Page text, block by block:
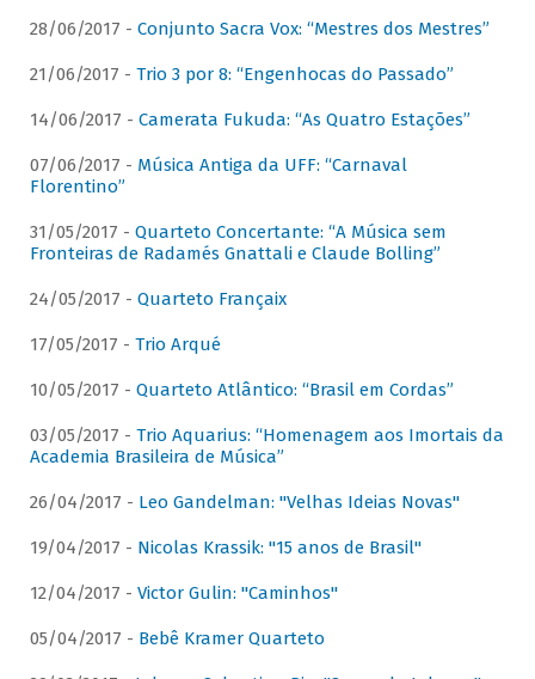
28/06/2017 - Conjunto Sacra Vox: “Mestres dos Mestres”
21/06/2017 - Trio 3 por 8: “Engenhocas do Passado”
14/06/2017 - Camerata Fukuda: “As Quatro Estações”
07/06/2017 - Música Antiga da UFF: “Carnaval
Florentino”
31/05/2017 - Quarteto Concertante: “A Música sem
Fronteiras de Radamés Gnattali e Claude Bolling”
24/05/2017 - Quarteto Françaix
17/05/2017 - Trio Arqué
10/05/2017 - Quarteto Atlântico: “Brasil em Cordas”
03/05/2017 - Trio Aquarius: “Homenagem aos Imortais da
Academia Brasileira de Música”
26/04/2017 - Leo Gandelman: "Velhas Ideias Novas"
19/04/2017 - Nicolas Krassik: "15 anos de Brasil"
12/04/2017 - Victor Gulin: "Caminhos"
05/04/2017 - Bebê Kramer Quarteto